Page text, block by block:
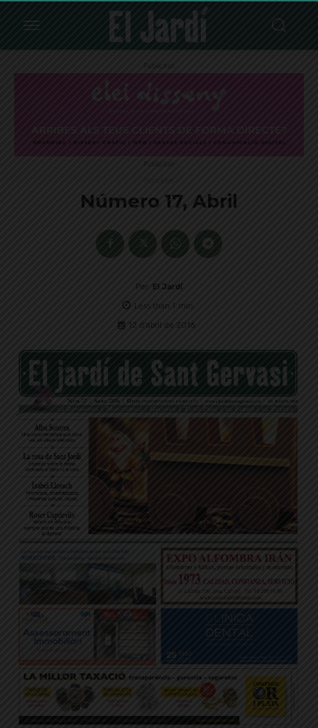
Publicitat
Publicitat
Número 17, Abril
Per El Jardí
Less than 1 min.
12 d'abril de 2016